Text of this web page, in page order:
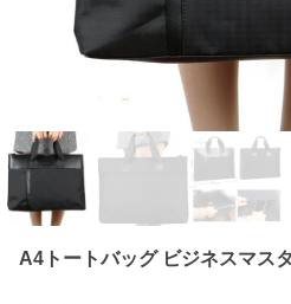
A4トートバッグ ビジネスマス